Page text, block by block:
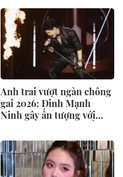
Anh trai vượt ngàn chông
gai 2026: Đinh Mạnh
Ninh gây ấn tượng với
đội